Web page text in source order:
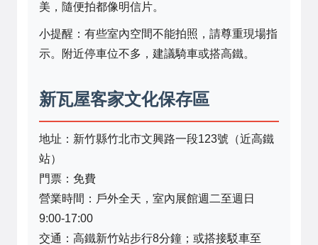
美，隨便拍都像明信片。
小提醒：有些室內空間不能拍照，請尊重現場指
示。附近停車位不多，建議騎車或搭高鐵。
新瓦屋客家文化保存區
地址：新竹縣竹北市文興路一段123號（近高鐵
站）
門票：免費
營業時間：戶外全天，室內展館週二至週日
9:00-17:00
交通：高鐵新竹站步行8分鐘；或搭接駁車至